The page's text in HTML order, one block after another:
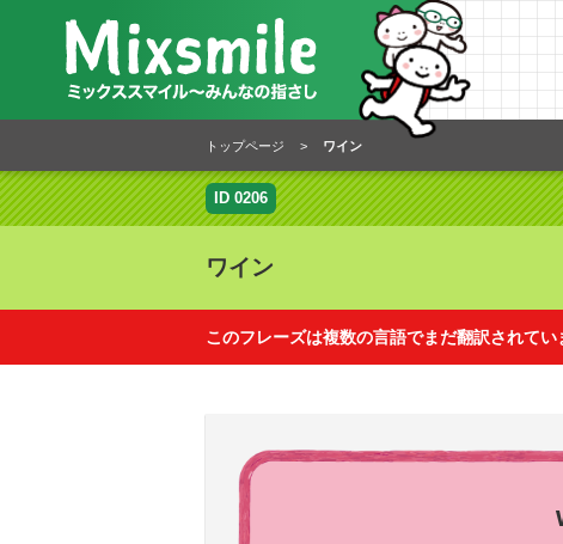
トップページ > ワイン
ID 0206
ワイン
このフレーズは複数の言語でまだ翻訳されてい
ベトナム語